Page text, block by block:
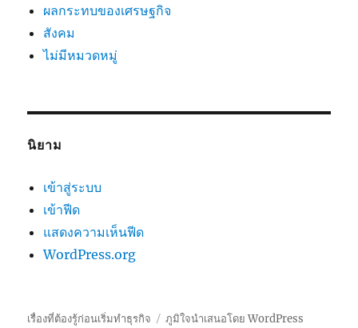
ผลกระทบของเศรษฐกิจ
สังคม
ไม่มีหมวดหมู่
นิยาม
เข้าสู่ระบบ
เข้าฟีด
แสดงความเห็นฟีด
WordPress.org
เรื่องที่ต้องรู้ก่อนเริ่มทำธุรกิจ ภูมิใจนำเสนอโดย WordPress